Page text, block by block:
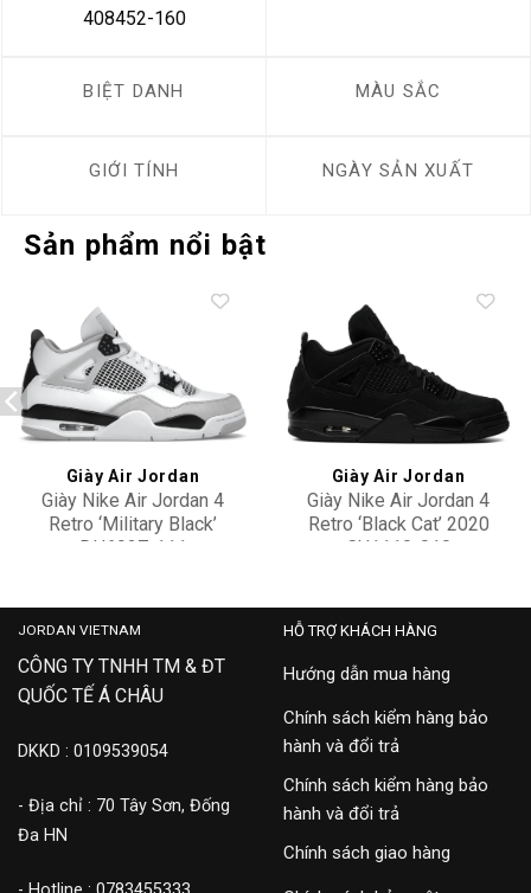
408452-160
BIỆT DANH MÀU SẮC
GIỚI TÍNH NGÀY SẢN XUẤT
Sản phẩm nổi bật
wishlist
Giày Air Jordan
Giày Nike Air Jordan 4
Retro ‘Military Black’
DH6927-111
wishlist
Giày Air Jordan
Giày Nike Air Jordan 4
Retro ‘Black Cat’ 2020
CU1110-010
JORDAN VIETNAM
CÔNG TY TNHH TM & ĐT
QUỐC TẾ Á CHÂU
DKKD : 0109539054
- Địa chỉ : 70 Tây Sơn, Đống
Đa HN
HỖ TRỢ KHÁCH HÀNG
Hướng dẫn mua hàng
Chính sách kiểm hàng bảo
hành và đổi trả
Chính sách kiểm hàng bảo
hành và đổi trả
Chính sách giao hàng